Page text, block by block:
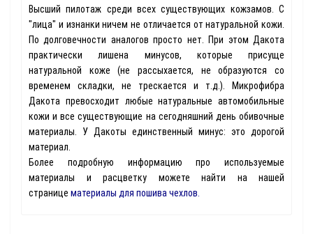
Высший пилотаж среди всех существующих кожзамов. С
"лица" и изнанки ничем не отличается от натуральной кожи.
По долговечности аналогов просто нет. При этом Дакота
практически лишена минусов, которые присуще
натуральной коже (не рассыхается, не образуются со
временем складки, не трескается и т.д.). Микрофибра
Дакота превосходит любые натуральные автомобильные
кожи и все существующие на сегодняшний день обивочные
материалы. У Дакоты единственный минус: это дорогой
материал.
Более подробную информацию про используемые
материалы и расцветку можете найти на нашей
странице материалы для пошива чехлов